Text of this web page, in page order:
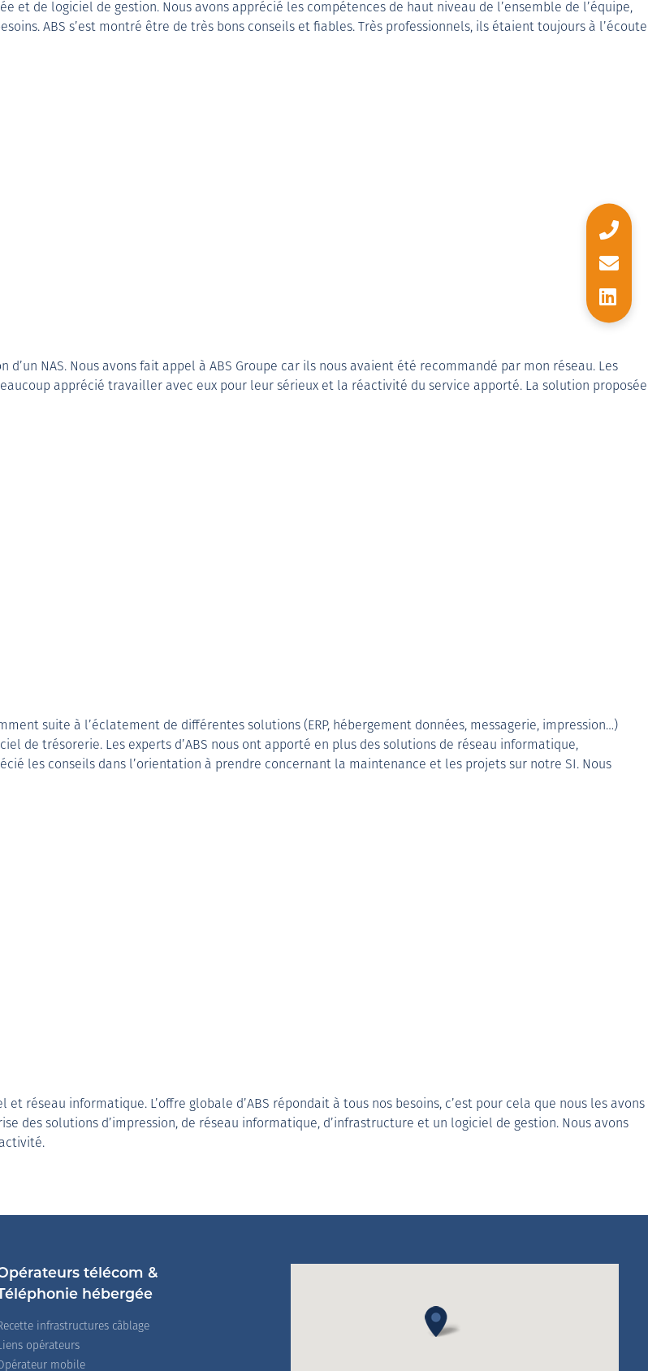
et de logiciel de gestion. Nous avons apprécié les compétences de haut niveau de l’ensemble de l’équipe,
ABS s’est montré être de très bons conseils et fiables. Très professionnels, ils étaient toujours à l’écoute
NAS. Nous avons fait appel à ABS Groupe car ils nous avaient été recommandé par mon réseau. Les
apprécié travailler avec eux pour leur sérieux et la réactivité du service apporté. La solution proposée
suite à l’éclatement de différentes solutions (ERP, hébergement données, messagerie, impression…)
de trésorerie. Les experts d’ABS nous ont apporté en plus des solutions de réseau informatique,
les conseils dans l’orientation à prendre concernant la maintenance et les projets sur notre SI. Nous
réseau informatique. L’offre globale d’ABS répondait à tous nos besoins, c’est pour cela que nous les avons
des solutions d’impression, de réseau informatique, d’infrastructure et un logiciel de gestion. Nous avons
télécom &
Téléphonie hébergée
infrastructures câblage
Liens opérateurs
mobile